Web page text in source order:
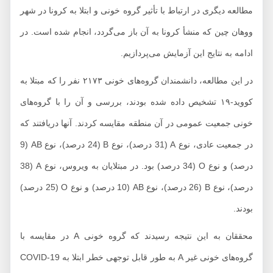
مطالعه دیگری در ارتباط با تأثیر گروه خونی و ابتلا به کرونا در شهر
ووهان چین که منشأ کرونا به آن باز می‌گردد، انجام شده است. در
ادامه به نتایج این آزمایش می‌پردازیم.
در این مطالعه، دانشمندان گروه‌های خونی ۲۱۷۳ نفر را که مبتلا به
کووید-۱۹ تشخیص داده شده بودند، بررسی و آن را با گروه‌های
خونی جمعیت عمومی در آن منطقه مقایسه کردند. آنها دریافتند که
در جمعیت عادی، نوع A (31 درصد)، نوع B (24 درصد)، نوع AB (9
درصد) و نوع O (34 درصد) بود. در مبتلایان به ویروس، نوع A (38
درصد)، نوع B (26 درصد)، نوع AB (10 درصد) و نوع O (25 درصد)
بودند.
محققان به این نتیجه رسیدند که گروه خونی A در مقایسه با
گروه‌های خونی غیر A به طور قابل توجهی خطر ابتلا به COVID-19